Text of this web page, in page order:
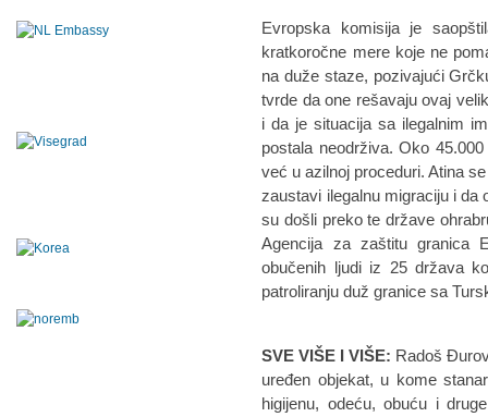
Evropska komisija je
kratkoročne mere koje ne
na duže staze, pozivajući
tvrde da one rešavaju ovaj
i da je situacija sa ilegalnim
postala neodrživa. Oko
već u azilnoj proceduri. Atina
zaustavi ilegalnu migraciju i da
su došli preko te države
Agencija za zaštitu granica
obučenih ljudi iz 25 država
patroliranju duž granice sa
SVE VIŠE I VIŠE: Radoš
uređen objekat, u kome
higijenu, odeću, obuću i